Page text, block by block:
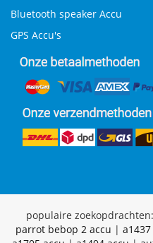
Bluetooth speaker Accu
GPS Accu's
populaire zoekopdrachten:
parrot bebop 2 accu |